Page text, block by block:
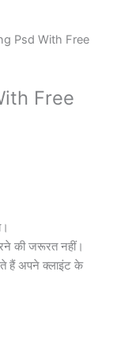
Psd With Free
Free
की जरूरत नहीं।
हैं अपने क्लाइंट के